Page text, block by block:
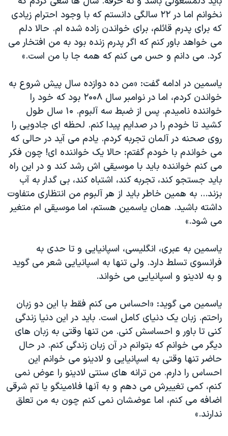
نخوانم اما در ۲۲ سالگی دانستم که با وجود احترام زیادی
که برای پدرم قائلم، برای خواندن زاده شده ام. حالا دلم
می خواهد باور کنم که اگر پدرم زنده بود به من افتخار می
کرد. می دانم و حس می کنم که همه جا با من است.»
ياسمين در ادامه گفت: «من ده دوازده سال پیش شروع به
خواندن کردم، اما در نوامبر سال ۲۰۰۸ بود که خود را
خواننده نامیدم. پس از ضبط سه آلبوم. ۱۰ سال طول
کشید تا خودم را در صدایم پیدا کنم. لحظه ای جادویی را
روی صحنه در آلمان تجربه کردم. یادم می آید در حالی که
می خواندم با خودم گفتم: حالا یک خواننده ای! چون فکر
می کنم خواننده باید با موسیقی اش رشد کند و در این راه
باید جستجو کند، تجربه کند، اشتباه کند، بی گدار به آب
بزند... به همین خاطر باید از هر آلبوم من انتظاری متفاوت
داشته باشید. همان یاسمین هستم، اما موسیقی ام متغیر
می شود.»
یاسمین به عبری، انگلیسی، اسپانیایی و تا حدی به
فرانسوی تسلط دارد. ولی تنها به اسپانیایی شعر می گوید
و به لادینو و اسپانیایی می خواند.
ياسمين می گويد: «احساس می کنم فقط با این دو زبان
راحتم. زبان یک دنیای کامل است. باید در این دنیا زندگی
کنی تا باور و احساسش کنی. من تنها وقتی به زبان های
دیگر می خوانم که بتوانم در آن زبان زندگی کنم. در حال
حاضر تنها وقتی به اسپانیایی و لادینو می خوانم این
احساس را دارم. من ترانه های سنتی لادینو را عوض نمی
کنم، کمی تغییرش می دهم و به آنها فلامینگو یا تم شرقی
اضافه می کنم، اما عوضشان نمی کنم چون به من تعلق
ندارند.»